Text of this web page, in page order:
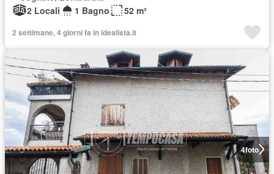
2 Locali
1 Bagno 52 m²
2 settimane, 4 giorni fa in idealista.it
4foto